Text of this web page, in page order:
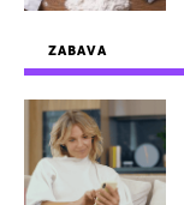
ZABAVA